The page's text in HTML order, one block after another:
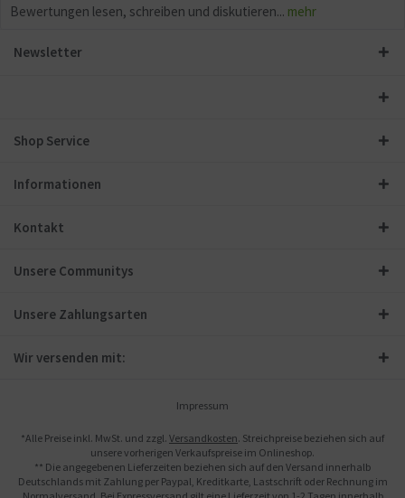
Bewertungen lesen, schreiben und diskutieren... mehr
Newsletter
Shop Service
Informationen
Kontakt
Unsere Communitys
Unsere Zahlungsarten
Wir versenden mit:
Impressum
*Alle Preise inkl. MwSt. und zzgl. Versandkosten. Streichpreise beziehen sich auf
unsere vorherigen Verkaufspreise im Onlineshop.
** Die angegebenen Lieferzeiten beziehen sich auf den Versand innerhalb
Deutschlands mit Zahlung per Paypal, Kreditkarte, Lastschrift oder Rechnung im